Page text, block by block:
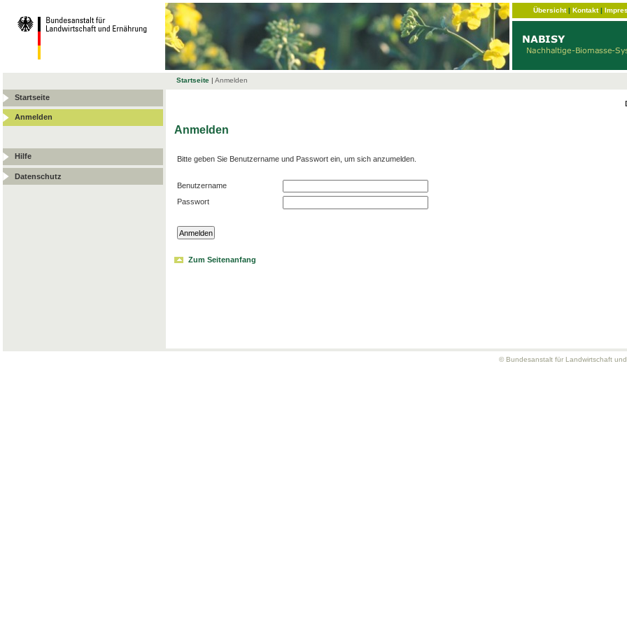
Übersicht| Kontakt|
Startseite | Anmelden
Startseite
Anmelden
Hilfe
Datenschutz
Anmelden
Bitte geben Sie Benutzername und Passwort ein, um sich anzumelden.
Benutzername
Passwort
Zum Seitenanfang
© Bundesanstalt für Landwirtschaft